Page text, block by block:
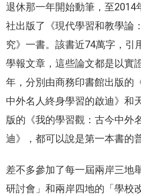
退休那一年開始動筆，至2014
社出版了《現代學習和教學論
究》一書。該書近74萬字，引
學報文章，這些論文都是以實
年，分別由商務印書館出版的
中外名人終身學習的啟迪》和
版的《我的學習觀：古今中外
迪》，都可以說是第一本書的
差不多參加了每一屆兩岸三地
研討會」和兩岸四地的「學校